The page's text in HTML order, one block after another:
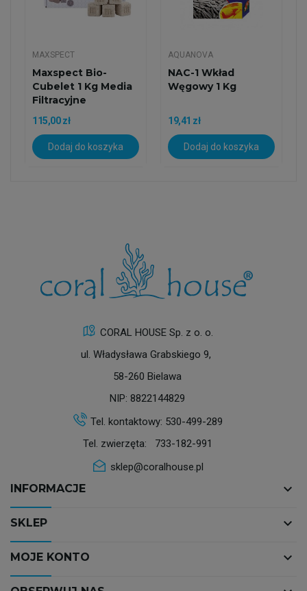
MAXSPECT
Maxspect Bio-
Cubelet 1 Kg Media
Filtracyjne
115,00 zł
Dodaj do koszyka
AQUANOVA
NAC-1 Wkład
Węgowy 1 Kg
19,41 zł
Dodaj do koszyka
CORAL HOUSE Sp. z o. o.
ul. Władysława Grabskiego 9,
58-260 Bielawa
NIP: 8822144829
Tel. kontaktowy: 530-499-289
Tel. zwierzęta: 733-182-991
sklep@coralhouse.pl
INFORMACJE keyboard_arrow_down
SKLEP keyboard_arrow_down
MOJE KONTO keyboard_arrow_down